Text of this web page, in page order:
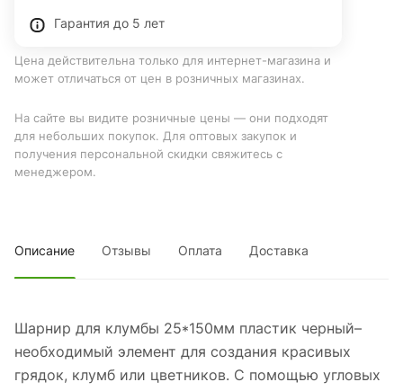
Гарантия до 5 лет
Цена действительна только для интернет-магазина и
может отличаться от цен в розничных магазинах.
На сайте вы видите розничные цены — они подходят
для небольших покупок. Для оптовых закупок и
получения персональной скидки свяжитесь с
менеджером.
Описание Отзывы Оплата Доставка
Шарнир для клумбы 25*150мм пластик черный–
необходимый элемент для создания красивых
грядок, клумб или цветников. С помощью угловых